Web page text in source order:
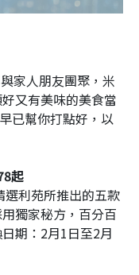
家人朋友團聚，米
又有美味的美食當
已幫你打點好，以
起
選利苑所推出的五款
獨家秘方，百分百
期：2月1日至2月